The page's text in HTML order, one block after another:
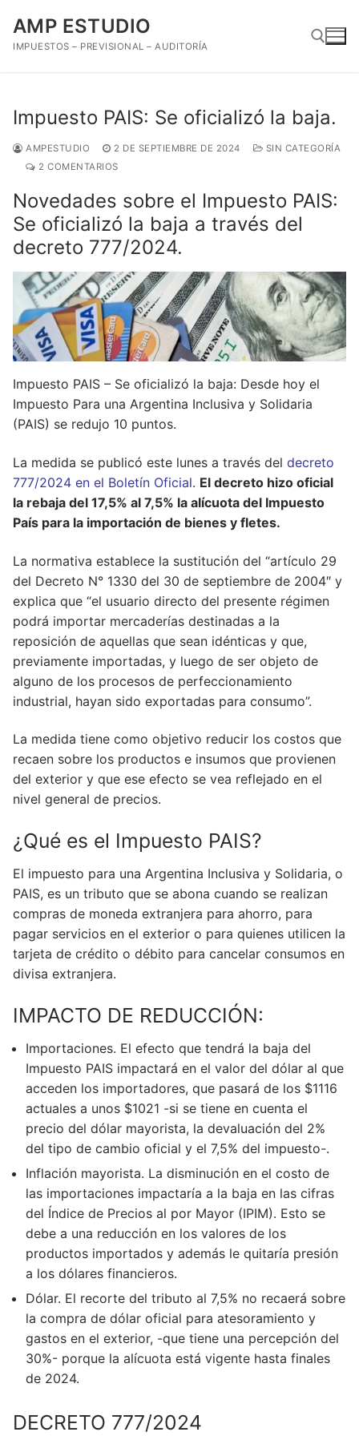
contenido
AMP ESTUDIO
IMPUESTOS – PREVISIONAL – AUDITORÍA
Impuesto PAIS: Se oficializó la baja.
AMPESTUDIO 2 DE SEPTIEMBRE DE 2024
SIN CATEGORÍA
2 COMENTARIOS
Novedades sobre el Impuesto PAIS:
Se oficializó la baja a través del
decreto 777/2024.
Impuesto PAIS – Se oficializó la baja: Desde hoy el
Impuesto Para una Argentina Inclusiva y Solidaria
(PAIS) se redujo 10 puntos.
La medida se publicó este lunes a través del decreto
777/2024 en el Boletín Oficial. El decreto hizo oficial
la rebaja del 17,5% al 7,5% la alícuota del Impuesto
País para la importación de bienes y fletes.
La normativa establece la sustitución del “artículo 29
del Decreto N° 1330 del 30 de septiembre de 2004″ y
explica que “el usuario directo del presente régimen
podrá importar mercaderías destinadas a la
reposición de aquellas que sean idénticas y que,
previamente importadas, y luego de ser objeto de
alguno de los procesos de perfeccionamiento
industrial, hayan sido exportadas para consumo”.
La medida tiene como objetivo reducir los costos que
recaen sobre los productos e insumos que provienen
del exterior y que ese efecto se vea reflejado en el
nivel general de precios.
¿Qué es el Impuesto PAIS?
El impuesto para una Argentina Inclusiva y Solidaria, o
PAIS, es un tributo que se abona cuando se realizan
compras de moneda extranjera para ahorro, para
pagar servicios en el exterior o para quienes utilicen la
tarjeta de crédito o débito para cancelar consumos en
divisa extranjera.
IMPACTO DE REDUCCIÓN:
Importaciones. El efecto que tendrá la baja del
Impuesto PAIS impactará en el valor del dólar al que
acceden los importadores, que pasará de los $1116
actuales a unos $1021 -si se tiene en cuenta el
precio del dólar mayorista, la devaluación del 2%
del tipo de cambio oficial y el 7,5% del impuesto-.
Inflación mayorista. La disminución en el costo de
las importaciones impactaría a la baja en las cifras
del Índice de Precios al por Mayor (IPIM). Esto se
debe a una reducción en los valores de los
productos importados y además le quitaría presión
a los dólares financieros.
Dólar. El recorte del tributo al 7,5% no recaerá sobre
la compra de dólar oficial para atesoramiento y
gastos en el exterior, -que tiene una percepción del
30%- porque la alícuota está vigente hasta finales
de 2024.
DECRETO 777/2024